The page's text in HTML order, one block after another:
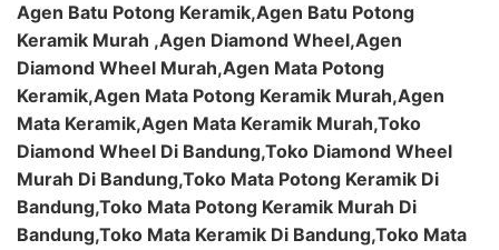
Agen Batu Potong Keramik,Agen Batu Potong
Keramik Murah ,Agen Diamond Wheel,Agen
Diamond Wheel Murah,Agen Mata Potong
Keramik,Agen Mata Potong Keramik Murah,Agen
Mata Keramik,Agen Mata Keramik Murah,Toko
Diamond Wheel Di Bandung,Toko Diamond Wheel
Murah Di Bandung,Toko Mata Potong Keramik Di
Bandung,Toko Mata Potong Keramik Murah Di
Bandung,Toko Mata Keramik Di Bandung,Toko Mata